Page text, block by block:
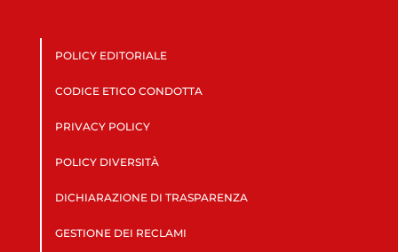
POLICY EDITORIALE
CODICE ETICO CONDOTTA
PRIVACY POLICY
POLICY DIVERSITÀ
DICHIARAZIONE DI TRASPARENZA
GESTIONE DEI RECLAMI